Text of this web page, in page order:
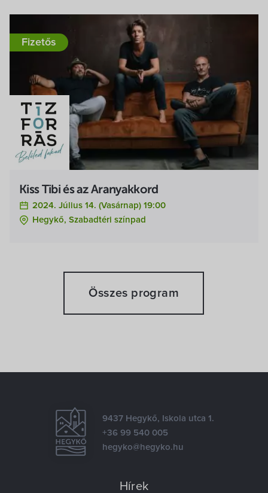
Fizetős
Kiss Tibi és az Aranyakkord
2024. Július 14. (vasárnap) 19:00
Hegykő, Szabadtéri színpad
Összes program
9437 Hegykő, Iskola utca 1.
+36 99 540 005
hegyko@hegyko.hu
Hírek